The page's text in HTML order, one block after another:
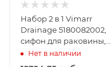
Набор 2 в 1 Vimarr
Drainage 5180082002,
сифон для раковины,
донный клапан без
перелива, матовый
Нет в наличии